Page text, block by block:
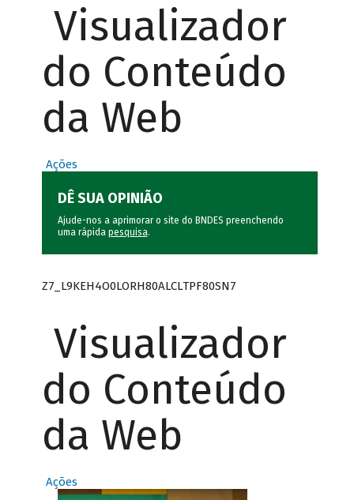
Visualizador
do Conteúdo
da Web
Ações
DÊ SUA OPINIÃO
Ajude-nos a aprimorar o site do BNDES preenchendo
uma rápida pesquisa.
Z7_L9KEH4O0LORH80ALCLTPF80SN7
Visualizador
do Conteúdo
da Web
Ações